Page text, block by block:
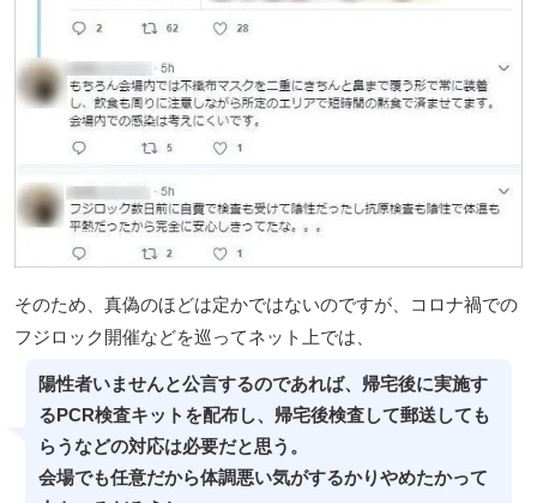
そのため、真偽のほどは定かではないのですが、コロナ禍での
フジロック開催などを巡ってネット上では、
陽性者いませんと公言するのであれば、帰宅後に実施す
るPCR検査キットを配布し、帰宅後検査して郵送しても
らうなどの対応は必要だと思う。
会場でも任意だから体調悪い気がするかりやめたかって